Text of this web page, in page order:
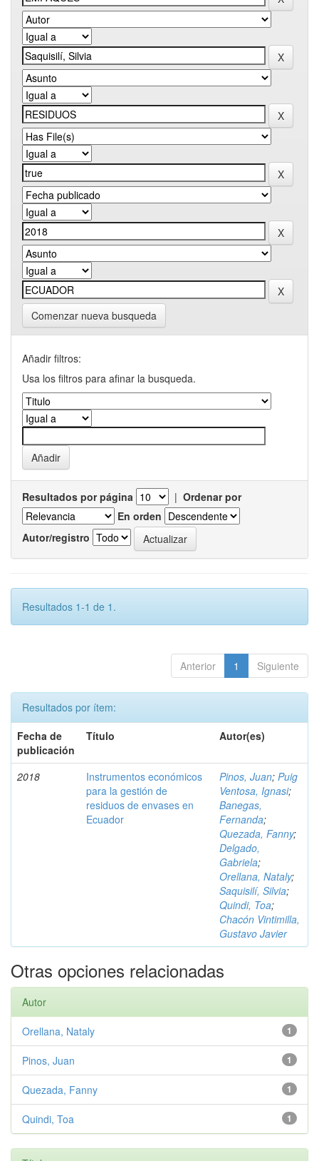
Comenzar nueva busqueda
Añadir filtros:
Usa los filtros para afinar la busqueda.
Resultados por página | Ordenar por
En orden
Autor/registro
Resultados 1-1 de 1.
Anterior 1 Siguiente
Resultados por ítem:
Fecha de
publicación
Título Autor(es)
2018
Instrumentos económicos
para la gestión de
residuos de envases en
Ecuador
Pinos, Juan; Puig
Ventosa, Ignasi;
Banegas,
Fernanda;
Quezada, Fanny;
Delgado,
Gabriela;
Orellana, Nataly;
Saquisilí, Silvia;
Quindi, Toa;
Chacón Vintimilla,
Gustavo Javier
Otras opciones relacionadas
Autor
1
Orellana, Nataly
1
Pinos, Juan
1
Quezada, Fanny
1
Quindi, Toa